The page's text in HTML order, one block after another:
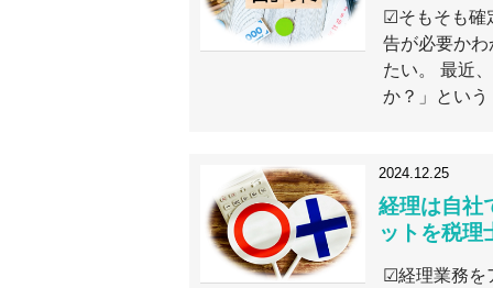
☑そもそも確
告が必要か
たい。 最近
か？」とい
2024.12.25
経理は自社
ットを税理
☑経理業務を